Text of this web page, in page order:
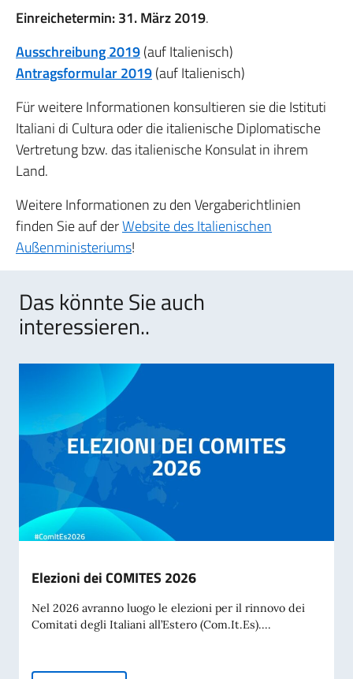
Einreichetermin: 31. März 2019.
Ausschreibung 2019(auf Italienisch)
Antragsformular 2019(auf Italienisch)
Für weitere Informationen konsultieren sie die Istituti
Italiani di Cultura oder die italienische Diplomatische
Vertretung bzw. das italienische Konsulat in ihrem
Land.
Weitere Informationen zu den Vergaberichtlinien
finden Sie auf derWebsite des Italienischen
Außenministeriums!
Das könnte Sie auch
interessieren..
Elezioni dei COMITES 2026
Nel 2026 avranno luogo le elezioni per il rinnovo dei
Comitati degli Italiani all’Estero (Com.It.Es)....